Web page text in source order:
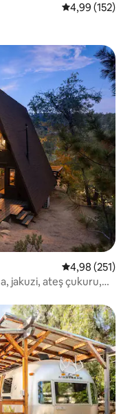
5 üzerinden
4,99 (152)
arasında
5 üzerinden
4,98 (251)
jakuzi, ateş çukuru,
arasında